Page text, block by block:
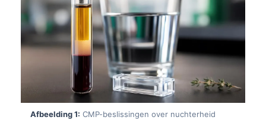
Afbeelding 1: CMP-beslissingen over nuchterheid